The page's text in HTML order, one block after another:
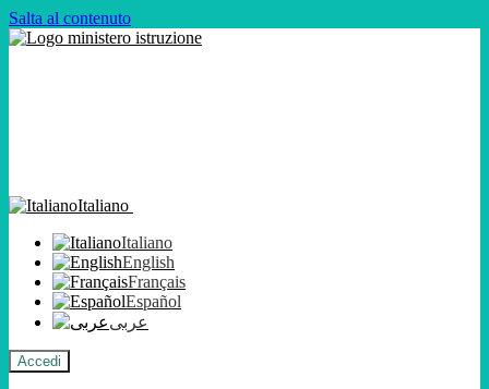
Salta al contenuto
Italiano
Italiano
English
Français
Español
عربى
Accedi